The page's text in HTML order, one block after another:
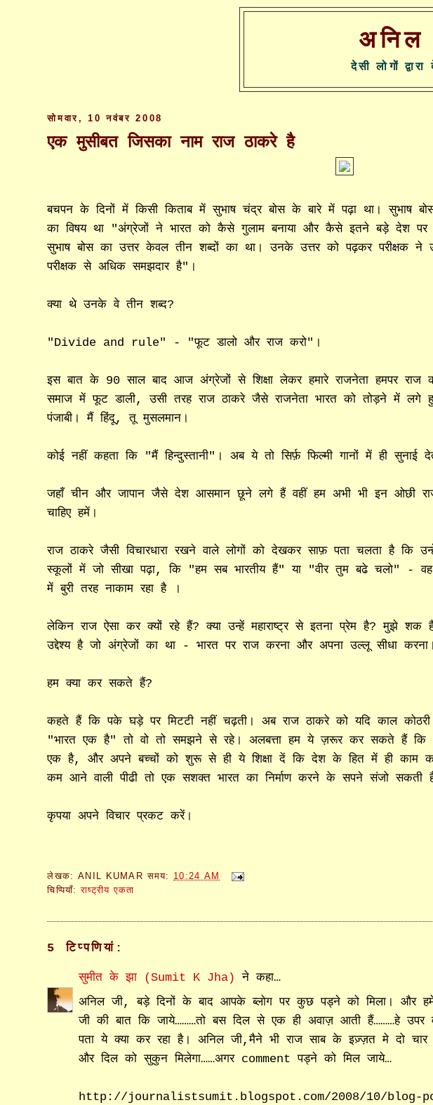
अनिल
देसी लोगों
सोमवार, 10 नवंबर 2008
एक मुसीबत जिसका नाम राज ठाकरे है
बचपन के दिनों में किसी किताब में सुभाष चंद्र बोस के बारे में पढ़ा था। सुभाष
का विषय था "अंग्रेजों ने भारत को कैसे गुलाम बनाया और कैसे इतने बड़े देश पर
सुभाष बोस का उत्तर केवल तीन शब्दों का था। उनके उत्तर को पढ़कर परीक्षक ने
परीक्षक से अधिक समझदार है"।
क्या थे उनके वे तीन शब्द?
"Divide and rule" - "फूट डालो और राज करो"।
इस बात के 90 साल बाद आज अंग्रेजों से शिक्षा लेकर हमारे राजनेता हमपर राज
समाज में फूट डाली, उसी तरह राज ठाकरे जैसे राजनेता भारत को तोड़ने में लगे
पंजाबी। मैं हिंदू, तू मुसलमान।
कोई नहीं कहता कि "मैं हिन्दुस्तानी"। अब ये तो सिर्फ़ फिल्मी गानों में ही सुनाई
जहाँ चीन और जापान जैसे देश आसमान छूने लगे हैं वहीं हम अभी भी इन ओछी
चाहिए हमें।
राज ठाकरे जैसी विचारधारा रखने वाले लोगों को देखकर साफ़ पता चलता है कि
स्कूलों में जो सीखा पढ़ा, कि "हम सब भारतीय हैं" या "वीर तुम बढे चलो" -
में बुरी तरह नाकाम रहा है ।
लेकिन राज ऐसा कर क्यों रहे हैं? क्या उन्हें महाराष्ट्र से इतना प्रेम है? मुझे
उद्देश्य है जो अंग्रेजों का था - भारत पर राज करना और अपना उल्लू सीधा करना।
हम क्या कर सकते हैं?
कहते हैं कि पके घड़े पर मिटटी नहीं चढ़ती। अब राज ठाकरे को यदि काल
"भारत एक है" तो वो तो समझने से रहे। अलबत्ता हम ये ज़रूर कर सकते हैं कि
एक है, और अपने बच्चों को शुरू से ही ये शिक्षा दें कि देश के हित में ही
कम आने वाली पीढी तो एक सशक्त भारत का निर्माण करने के सपने संजो सकती
कृपया अपने विचार प्रकट करें।
लेखक: ANIL KUMAR समय: 10:24 AM
चिप्पियाँ:राष्ट्रीय एकता
5 टिप्‍पणियां:
सुमीत के झा (Sumit K Jha) ने कहा…
अनिल जी, बड़े दिनों के बाद आपके ब्लोग पर कुछ पड्ने को मिला। और
जी की बात कि जाये………तो बस दिल से एक ही अवाज़ आती हैं………हे उपर
पता ये क्या कर रहा है। अनिल जी,मैने भी राज साब के इज़्ज़त मे दो चार
और दिल को सुकुन मिलेगा……अगर comment पड्ने को मिल जाये…
http://journalistsumit.blogspot.com/2008/10/blog-